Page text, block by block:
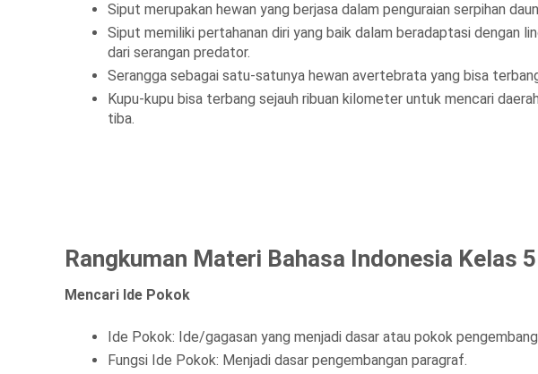
Siput merupakan hewan yang berjasa dalam penguraian serpihan
Siput memiliki pertahanan diri yang baik dalam beradaptasi dengan
dari serangan predator.
Serangga sebagai satu-satunya hewan avertebrata yang bisa
Kupu-kupu bisa terbang sejauh ribuan kilometer untuk mencari
tiba.
Rangkuman Materi Bahasa Indonesia Kelas
Mencari Ide Pokok
Ide Pokok: Ide/gagasan yang menjadi dasar atau pokok
Fungsi Ide Pokok: Menjadi dasar pengembangan paragraf.